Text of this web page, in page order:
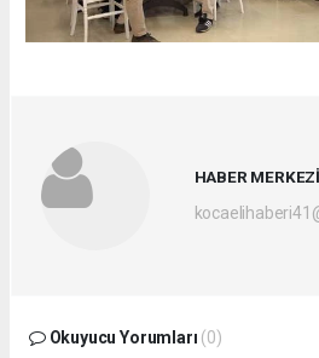
HABER MERKEZİ
Okuyucu Yorumları (0)